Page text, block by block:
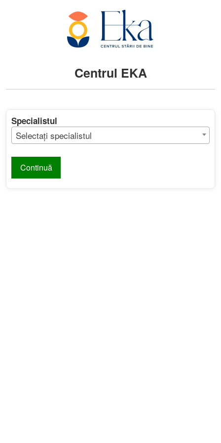
Centrul EKA
Specialistul
Selectați specialistul
Continuă